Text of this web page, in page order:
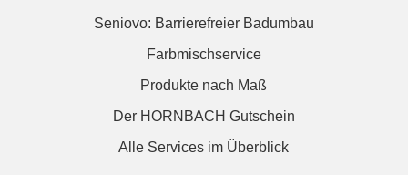
Seniovo: Barrierefreier Badumbau
Farbmischservice
Produkte nach Maß
Der HORNBACH Gutschein
Alle Services im Überblick